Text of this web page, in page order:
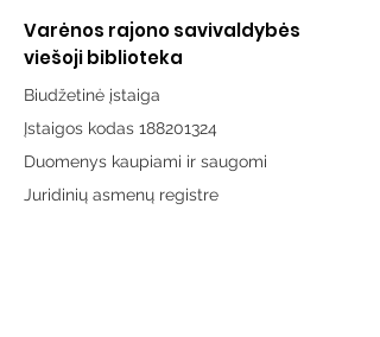
Varėnos rajono savivaldybės
viešoji biblioteka
Biudžetinė įstaiga
Įstaigos kodas 188201324
Duomenys kaupiami ir saugomi
Juridinių asmenų registre